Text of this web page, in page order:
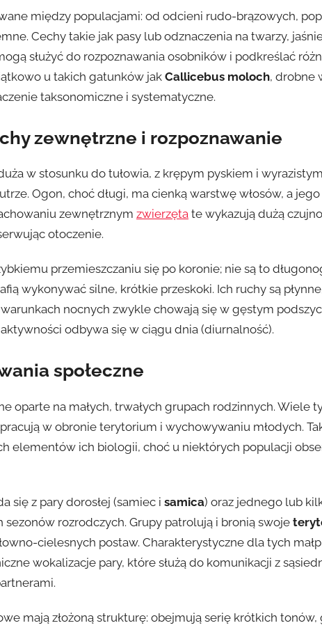
między populacjami: od odcieni rudo-brązowych,
Cechy takie jak pasy lub odznaczenia na twarzy,
służyć do rozpoznawania osobników i podkreślać
u takich gatunków jak Callicebus moloch, drobne
taksonomiczne i systematyczne.
zewnętrzne i rozpoznawanie
w stosunku do tułowia, z krępym pyskiem i
Ogon, choć długi, ma cienką warstwę włosów, a
zewnętrznym zwierzęta te wykazują dużą
otoczenie.
przemieszczaniu się po koronie; nie są to
wykonywać silne, krótkie przeskoki. Ich ruchy są
nocnych zwykle chowają się w gęstym
odbywa się w ciągu dnia (diurnalność).
społeczne
oparte na małych, trwałych grupach rodzinnych. Wiele
w obronie terytorium i wychowywaniu młodych.
elementów ich biologii, choć u niektórych populacji
się z pary dorosłej (samiec i samica) oraz jednego lub
rozrodczych. Grupy patrolują i bronią swoje
cielesnych postaw. Charakterystyczne dla tych
wokalizacje pary, które służą do komunikacji z
mają złożoną strukturę: obejmują serię krótkich